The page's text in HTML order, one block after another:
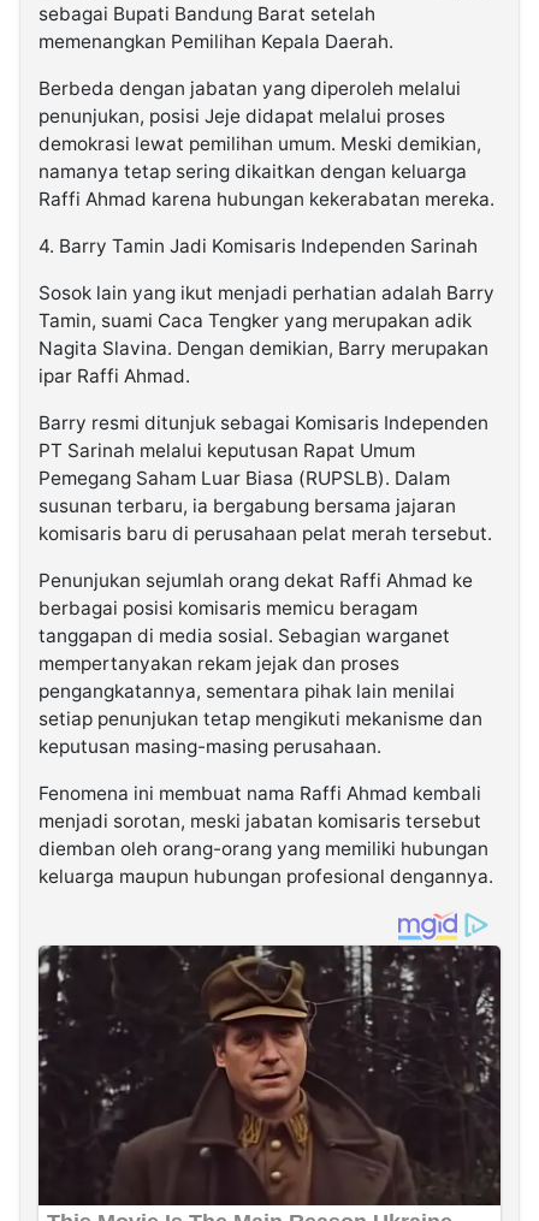
sebagai Bupati Bandung Barat setelah
memenangkan Pemilihan Kepala Daerah.
Berbeda dengan jabatan yang diperoleh melalui
penunjukan, posisi Jeje didapat melalui proses
demokrasi lewat pemilihan umum. Meski demikian,
namanya tetap sering dikaitkan dengan keluarga
Raffi Ahmad karena hubungan kekerabatan mereka.
4. Barry Tamin Jadi Komisaris Independen Sarinah
Sosok lain yang ikut menjadi perhatian adalah Barry
Tamin, suami Caca Tengker yang merupakan adik
Nagita Slavina. Dengan demikian, Barry merupakan
ipar Raffi Ahmad.
Barry resmi ditunjuk sebagai Komisaris Independen
PT Sarinah melalui keputusan Rapat Umum
Pemegang Saham Luar Biasa (RUPSLB). Dalam
susunan terbaru, ia bergabung bersama jajaran
komisaris baru di perusahaan pelat merah tersebut.
Penunjukan sejumlah orang dekat Raffi Ahmad ke
berbagai posisi komisaris memicu beragam
tanggapan di media sosial. Sebagian warganet
mempertanyakan rekam jejak dan proses
pengangkatannya, sementara pihak lain menilai
setiap penunjukan tetap mengikuti mekanisme dan
keputusan masing-masing perusahaan.
Fenomena ini membuat nama Raffi Ahmad kembali
menjadi sorotan, meski jabatan komisaris tersebut
diemban oleh orang-orang yang memiliki hubungan
keluarga maupun hubungan profesional dengannya.